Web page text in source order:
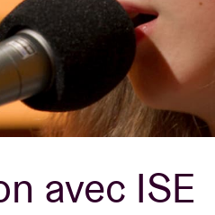
avec ISE